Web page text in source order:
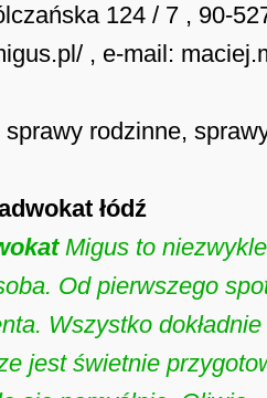
124 / 7 , 90-
, e-mail:
sprawy rodzinne,
łódź
Migus to
Od pierwszego
Wszystko
jest świetnie